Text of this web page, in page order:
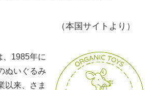
（本国サイトより）
、1985年に
ぬいぐるみ
以来、さま